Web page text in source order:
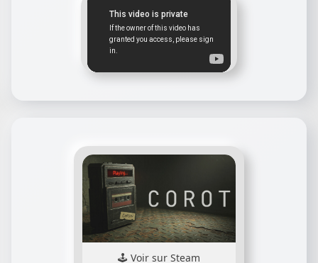
Voir sur Steam